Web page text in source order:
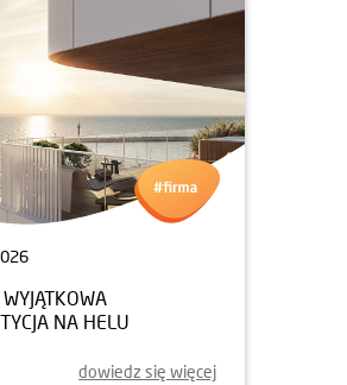
NA HELU
dowiedz się więcej